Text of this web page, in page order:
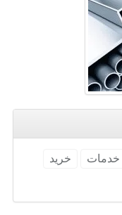
خدمات
خرید